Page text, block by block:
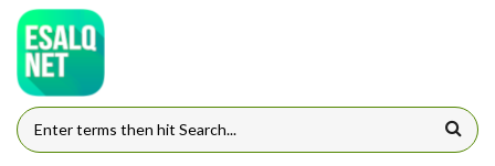
Pular para o conteúdo principal
FORMULÁRIO DE BUSCA